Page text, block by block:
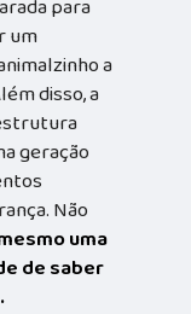
para
um
a
disso, a
geração
Não
uma
de saber